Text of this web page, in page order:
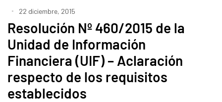
22 diciembre, 2015
Resolución Nº 460/2015 de la
Unidad de Información
Financiera (UIF) – Aclaración
respecto de los requisitos
establecidos